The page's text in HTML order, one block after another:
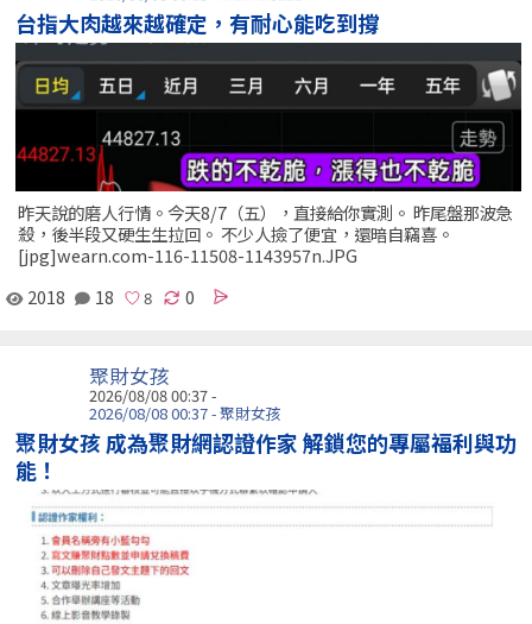
台指大肉越來越確定，有耐心能吃到撐
昨天說的磨人行情。今天8/7（五），直接給你實測。 昨尾盤那波急
殺，後半段又硬生生拉回。 不少人撿了便宜，還暗自竊喜。
[jpg]wearn.com-116-11508-1143957n.JPG
2018
18 0
聚財女孩
2026/08/08 00:37 -
2026/08/08 00:37 - 聚財女孩
聚財女孩 成為聚財網認證作家 解鎖您的專屬福利與功
能！